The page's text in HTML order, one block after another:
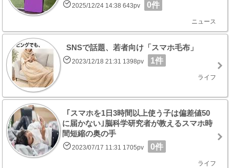
2025/12/24 14:38 643pv 0件
ニュース
SNSで話題、若者向け「スマホ毛布」
2023/12/18 21:31 1398pv 1件
ライフ
｢スマホを1日3時間以上使う子は偏差値50
に届かない｣脳科学研究者が教えるスマホ時
間短縮の奥の手
2023/07/17 11:31 1705pv 0件
ライフ